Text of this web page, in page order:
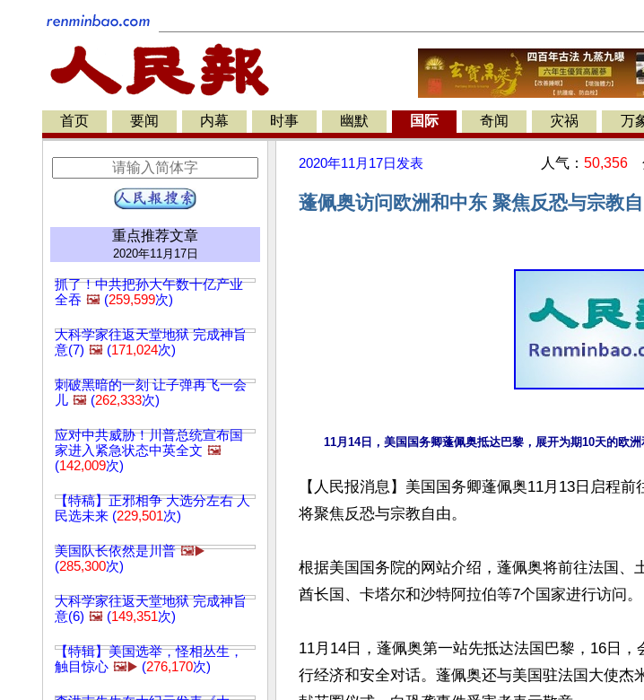
首页 要闻 内幕 时事 幽默 国际 奇闻 灾祸 万
重点推荐文章
2020年11月17日
抓了！中共把孙大午数十亿产业
全吞 🖼️ (259,599次)
大科学家往返天堂地狱 完成神旨
意(7) 🖼️ (171,024次)
刺破黑暗的一刻 让子弹再飞一会
儿 🖼️ (262,333次)
应对中共威胁！川普总统宣布国
家进入紧急状态中英全文 🖼️
(142,009次)
【特稿】正邪相争 大选分左右 人
民选未来 (229,501次)
美国队长依然是川普 🖼️▶️
(285,300次)
大科学家往返天堂地狱 完成神旨
意(6) 🖼️ (149,351次)
【特辑】美国选举，怪相丛生，
触目惊心 🖼️▶️ (276,170次)
2020年11月17日 发表 人气： 50,356
蓬佩奥访问欧洲和中东 聚焦反恐与宗教
【人民报消息】美国国务卿蓬佩奥11月13日启程
将聚焦反恐与宗教自由。
根据美国国务院的网站介绍，蓬佩奥将前往法国、
酋长国、卡塔尔和沙特阿拉伯等7个国家进行访问。
11月14日，蓬佩奥第一站先抵达法国巴黎，16日
行经济和安全对话。蓬佩奥还与美国驻法国大使杰